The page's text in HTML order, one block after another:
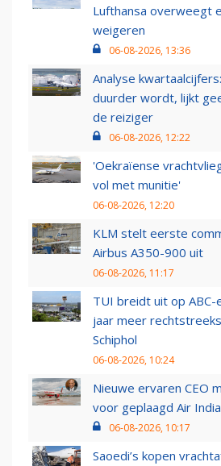
Lufthansa overweegt
weigeren
06-08-2026, 13:36
Analyse
duurder wordt, lijkt
de reiziger
06-08-2026, 12:22
'Oekraïense
vol met munitie'
06-08-2026, 12:20
KLM stelt eerste
Airbus A350-900 uit
06-08-2026, 11:17
TUI breidt uit op ABC-
jaar meer
Schiphol
06-08-2026, 10:24
Nieuwe ervaren CEO
voor geplaagd Air India
06-08-2026, 10:17
Saoedi’s kopen